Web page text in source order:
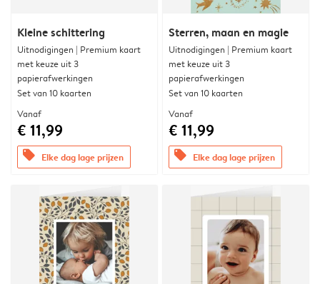
Kleine schittering
Uitnodigingen | Premium kaart
met keuze uit 3
papierafwerkingen
Set van 10 kaarten
Vanaf
€ 11,99
offers Elke dag lage prijzen
Sterren, maan en magie
Uitnodigingen | Premium kaart
met keuze uit 3
papierafwerkingen
Set van 10 kaarten
Vanaf
€ 11,99
offers Elke dag lage prijzen